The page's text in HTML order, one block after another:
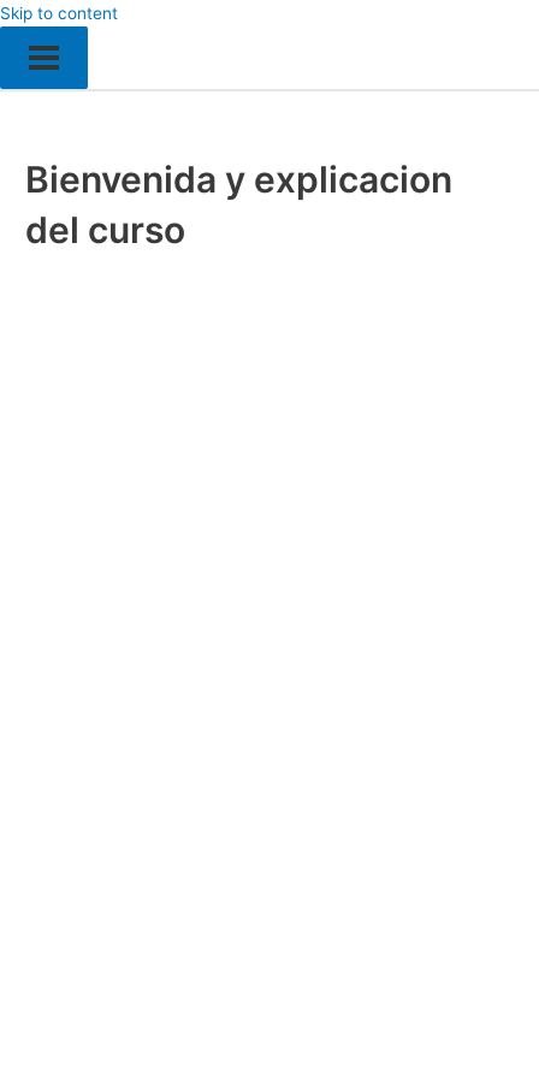
Skip to content
Bienvenida y explicacion
del curso